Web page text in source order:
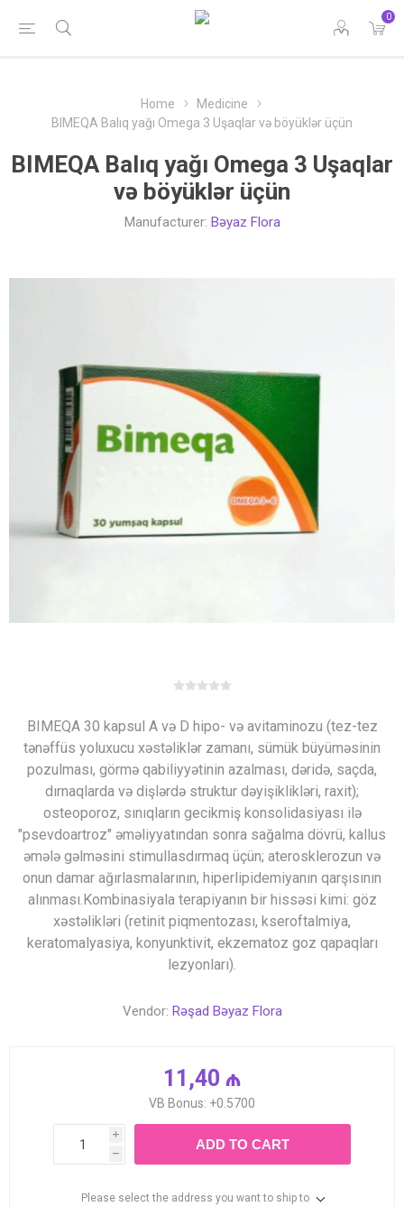
0
Home
Medicine
BIMEQA Balıq yağı Omega 3 Uşaqlar və böyüklər üçün
BIMEQA Balıq yağı Omega 3 Uşaqlar
və böyüklər üçün
Manufacturer: Bəyaz Flora
BIMEQA 30 kapsul A və D hipo- və avitaminozu (tez-tez
tənəffüs yoluxucu xəstəliklər zamanı, sümük büyüməsinin
pozulması, görmə qabiliyyətinin azalması, dəridə, saçda,
dırnaqlarda və dişlərdə struktur dəyişiklikləri, raxit);
osteoporoz, sınıqların gecikmiş konsolidasiyası ilə
"psevdoartroz" əməliyyatından sonra sağalma dövrü, kallus
əmələ gəlməsini stimullasdırmaq üçün; aterosklerozun və
onun damar ağırlasmalarının, hiperlipidemiyanın qarşısının
alınması.Kombinasiyala terapiyanın bir hissəsi kimi: göz
xəstəlikləri (retinit piqmentozası, kseroftalmiya,
keratomalyasiya, konyunktivit, ekzematoz goz qapaqları
lezyonları).
Vendor: Rəşad Bəyaz Flora
11,40 ₼
VB Bonus: +0.5700
i
h
ADD TO CART
Please select the address you want to ship to